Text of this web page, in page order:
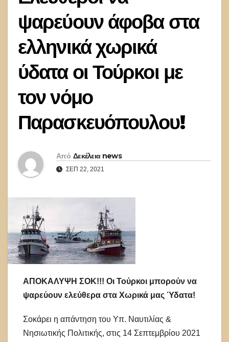
ψαρεύουν άφοβα στα
ελληνικά χωρικά
ύδατα οι Τούρκοι με
τον νόμο
Παρασκευόπουλου!
Από Δεκέλεια news
ΣΕΠ 22, 2021
ΑΠΟΚΑΛΥΨΗ ΣΟΚ!!! Οι Τούρκοι μπορούν να
ψαρεύουν ελεύθερα στα Χωρικά μας Ύδατα!
Σοκάρει η απάντηση του Υπ. Ναυτιλίας &
Νησιωτικής Πολιτικής, στις 14 Σεπτεμβρίου 2021